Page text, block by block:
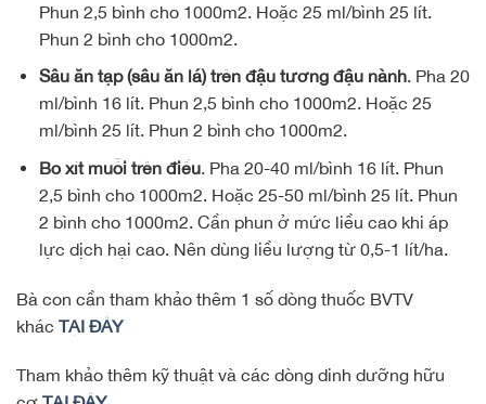
Phun 2,5 bình cho 1000m2. Hoặc 25 ml/bình 25 lít.
Phun 2 bình cho 1000m2.
Sâu ăn tạp (sâu ăn lá) trên đậu tương đậu nành. Pha 20
ml/bình 16 lít. Phun 2,5 bình cho 1000m2. Hoặc 25
ml/bình 25 lít. Phun 2 bình cho 1000m2.
Bọ xít muỗi trên điều. Pha 20-40 ml/bình 16 lít. Phun
2,5 bình cho 1000m2. Hoặc 25-50 ml/bình 25 lít. Phun
2 bình cho 1000m2. Cần phun ở mức liều cao khi áp
lực dịch hại cao. Nên dùng liều lượng từ 0,5-1 lít/ha.
Bà con cần tham khảo thêm 1 số dòng thuốc BVTV
khác TẠI ĐÂY
Tham khảo thêm kỹ thuật và các dòng dinh dưỡng hữu